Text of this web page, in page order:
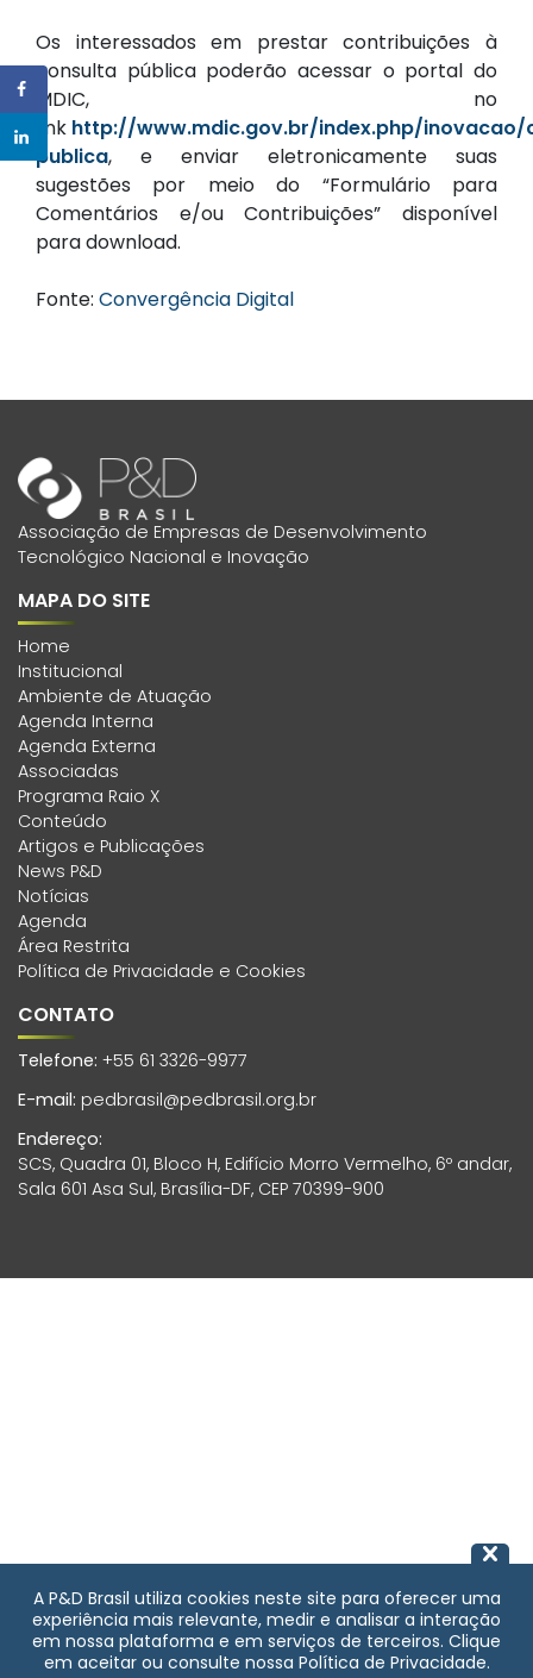
Os interessados em prestar contribuições à
consulta pública poderão acessar o portal do
MDIC, no
link http://www.mdic.gov.br/index.php/
publica, e enviar eletronicamente suas
sugestões por meio do “Formulário para
Comentários e/ou Contribuições” disponível
para download.
Fonte: Convergência Digital
Associação de Empresas de Desenvolvimento
Tecnológico Nacional e Inovação
MAPA DO SITE
Home
Institucional
Ambiente de Atuação
Agenda Interna
Agenda Externa
Associadas
Programa Raio X
Conteúdo
Artigos e Publicações
News P&D
Notícias
Agenda
Área Restrita
Política de Privacidade e Cookies
CONTATO
Telefone: +55 61 3326-9977
E-mail: pedbrasil@pedbrasil.org.br
Endereço:
SCS, Quadra 01, Bloco H, Edifício Morro Vermelho, 6º andar,
Sala 601 Asa Sul, Brasília-DF, CEP 70399-900
A P&D Brasil utiliza cookies neste site para oferecer uma
experiência mais relevante, medir e analisar a interação
em nossa plataforma e em serviços de terceiros. Clique
em aceitar ou consulte nossa Política de Privacidade.